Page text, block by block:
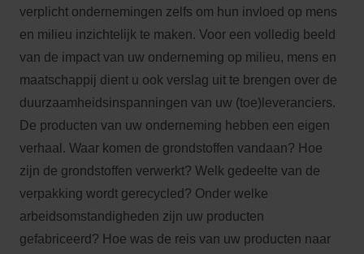
verplicht ondernemingen zelfs om hun invloed op mens
en milieu inzichtelijk te maken. Voor een volledig beeld
van de impact van uw onderneming op milieu, mens en
maatschappij dient u ook verslag uit te brengen over de
duurzaamheidsinspanningen van uw (toe)leveranciers.
De producten van uw onderneming hebben een eigen
verhaal. Waar komen de grondstoffen vandaan? Hoe
zijn de grondstoffen verwerkt? Welk gedeelte van de
verpakking wordt gerecycled? Onder welke
arbeidsomstandigheden zijn uw producten
gefabriceerd? Hoe was de reis van uw producten naar